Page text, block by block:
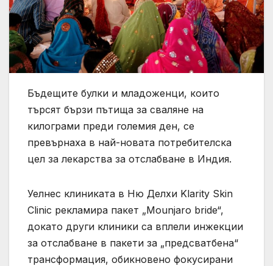
Бъдещите булки и младоженци, които
търсят ⁠бързи пътища за сваляне на
килограми преди големия ден, се
превърнаха в най-новата потребителска
цел ⁠за лекарства за отслабване в Индия.
Уелнес клиниката в Ню Делхи Klarity Skin
Clinic рекламира пакет „Mounjaro bride“,
докато други клиники са вплели инжекции
за отслабване в пакети за „предсватбена“
трансформация, обикновено фокусирани